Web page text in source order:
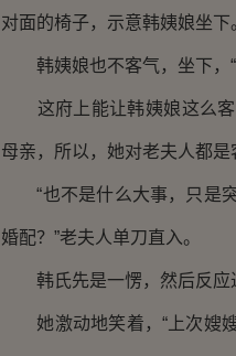
对面的椅子，示意韩姨娘坐下
韩姨娘也不客气，坐下，“
这府上能让韩姨娘这么客
母亲，所以，她对老夫人都是
“也不是什么大事，只是突
婚配？”老夫人单刀直入。
韩氏先是一愣，然后反应
她激动地笑着，“上次嫂嫂